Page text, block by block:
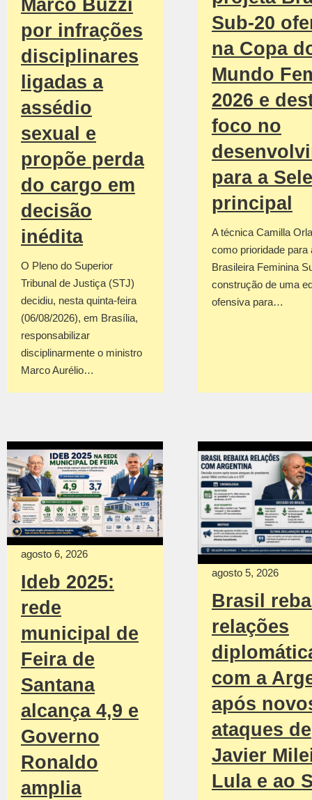
Marco Buzzi
por infrações
disciplinares
ligadas a
assédio
sexual e
propõe perda
do cargo em
decisão
inédita
O Pleno do Superior
Tribunal de Justiça (STJ)
decidiu, nesta quinta-feira
(06/08/2026), em Brasília,
responsabilizar
disciplinarmente o ministro
Marco Aurélio…
Sub-20
na Copa
Mundo
2026 e
foco no
para a
principal
A técnica Camilla
como prioridade para
Brasileira Feminina
construção de uma
ofensiva para…
agosto 6, 2026
Ideb 2025:
rede
municipal de
Feira de
Santana
alcança 4,9 e
Governo
Ronaldo
amplia
agosto 5, 2026
Brasil
relações
com a
após
ataques de
Javier
Lula e ao